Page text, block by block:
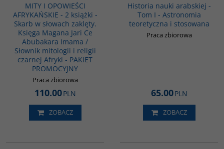
MITY I OPOWIEŚCI
AFRYKAŃSKIE - 2 książki -
Skarb w słowach zaklęty.
Księga Magana Jari Ce
Abubakara Imama /
Słownik mitologii i religii
czarnej Afryki - PAKIET
PROMOCYJNY
Praca zbiorowa
110.00PLN
ZOBACZ
Historia nauki arabskiej -
Tom I - Astronomia
teoretyczna i stosowana
Praca zbiorowa
65.00PLN
ZOBACZ